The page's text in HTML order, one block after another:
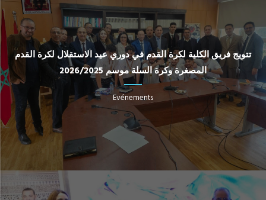
تتويج فريق الكلية لكرة القدم في دوري عيد الاستقلال لكرة القدم
المصغرة وكرة السلة موسم 2026/2025
Evénements